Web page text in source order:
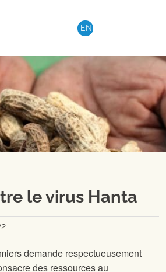
EN
le virus Hanta
demande respectueusement
des ressources au